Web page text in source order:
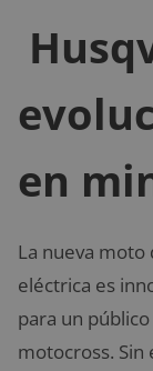
en
La nueva moto
eléctrica es
para un
motocross. Sin